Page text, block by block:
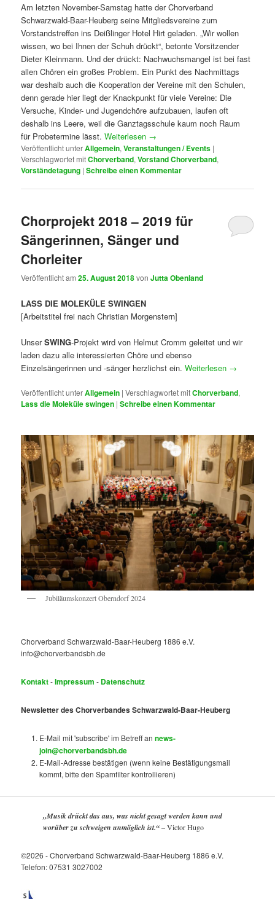
Am letzten November-Samstag hatte der Chorverband
Schwarzwald-Baar-Heuberg seine Mitgliedsvereine zum
Vorstandstreffen ins Deißlinger Hotel Hirt geladen. „Wir wollen
wissen, wo bei Ihnen der Schuh drückt“, betonte Vorsitzender
Dieter Kleinmann. Und der drückt: Nachwuchsmangel ist bei fast
allen Chören ein großes Problem. Ein Punkt des Nachmittags
war deshalb auch die Kooperation der Vereine mit den Schulen,
denn gerade hier liegt der Knackpunkt für viele Vereine: Die
Versuche, Kinder- und Jugendchöre aufzubauen, laufen oft
deshalb ins Leere, weil die Ganztagsschule kaum noch Raum
für Probetermine lässt.Weiterlesen →
Veröffentlicht unterAllgemein,Veranstaltungen / Events |
Verschlagwortet mitChorverband,Vorstand Chorverband,
Vorständetagung |Schreibe einen Kommentar
Chorprojekt 2018 – 2019 für
Sängerinnen, Sänger und
Chorleiter
Veröffentlicht am25. August 2018vonJutta Obenland
LASS DIE MOLEKÜLE SWINGEN
[Arbeitstitel frei nach Christian Morgenstern]
UnserSWING-Projekt wird von Helmut Cromm geleitet und wir
laden dazu alle interessierten Chöre und ebenso
Einzelsängerinnen und -sänger herzlichst ein.Weiterlesen →
Veröffentlicht unterAllgemein |Verschlagwortet mitChorverband,
Lass die Moleküle swingen |Schreibe einen Kommentar
Jubiläumskonzert Oberndorf 2024
Chorverband Schwarzwald-Baar-Heuberg 1886 e.V.
info@chorverbandsbh.de
Kontakt-Impressum - Datenschutz
Newsletter des Chorverbandes Schwarzwald-Baar-Heuberg
E-Mail mit 'subscribe' im Betreff annews-
join@chorverbandsbh.de
E-Mail-Adresse bestätigen (wenn keine Bestätigungsmail
kommt, bitte den Spamfilter kontrollieren)
„Musik drückt das aus, was nicht gesagt werden kann und
worüber zu schweigen unmöglich ist.“–Victor Hugo
©2026 - Chorverband Schwarzwald-Baar-Heuberg 1886 e.V.
Telefon: 07531 3027002